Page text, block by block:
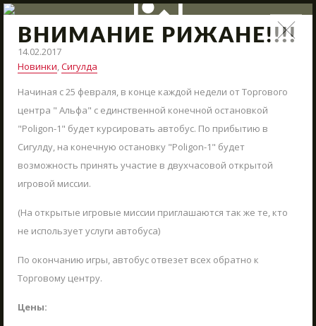
ВНИМАНИЕ РИЖАНЕ!!!!
14.02.2017
Новинки,Сигулда
Начиная с 25 февраля, в конце каждой недели от Торгового
центра " Альфа" с единственной конечной остановкой
"Poligon-1" будет курсировать автобус. По прибытию в
Сигулду, на конечную остановку "Poligon-1" будет
возможность принять участие в двухчасовой открытой
игровой миссии.
(На открытые игровые миссии приглашаются так же те, кто
не использует услуги автобуса)
По окончанию игры, автобус отвезет всех обратно к
Торговому центру.
Цены:
СТАРТ
ВМЕСТЕ КРУГЛЫЙ ГОД
АРСЕНАЛ
РЕЗЕРВАЦИЯ
НОВОСТИ
НОВОСТИ
Поступления нового арсенала, модернизация полигона,
интересные сражения и новые предложения – всё это и
многое другое в наших новостях.